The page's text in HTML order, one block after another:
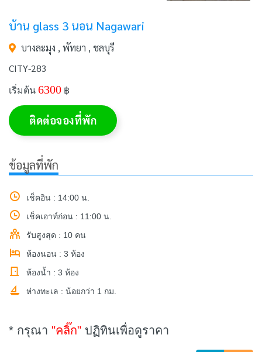
บ้าน glass 3 นอน Nagawari
บางละมุง , พัทยา , ชลบุรี
CITY-283
เริ่มต้น 6300 ฿
ติดต่อจองที่พัก
ข้อมูลที่พัก
เช็คอิน : 14:00 น.
เช็คเอาท์ก่อน : 11:00 น.
รับสูงสุด : 10 คน
ห้องนอน : 3 ห้อง
ห้องน้ำ : 3 ห้อง
ห่างทะเล : น้อยกว่า 1 กม.
* กรุณา "คลิ๊ก" ปฏิทินเพื่อดูราคา